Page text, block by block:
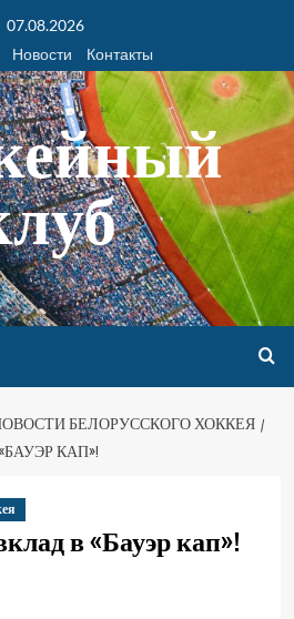
07.08.2026
Новости Контакты
БЕЛОРУССКОГО ХОККЕЯ
КАП»!
в «Бауэр кап»!